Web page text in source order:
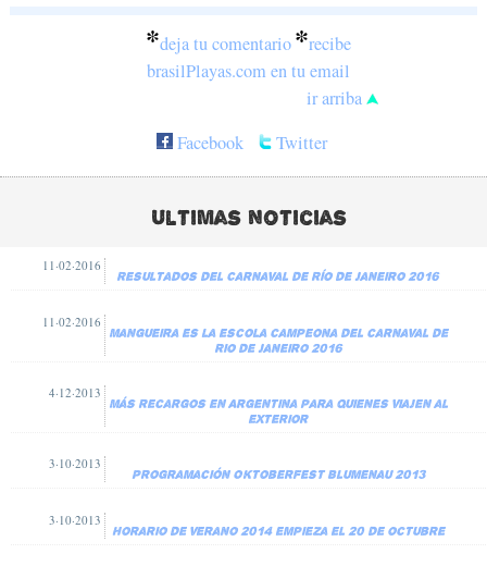
*deja tu comentario*recibe
brasilPlayas.com en tu email
ir arriba
Facebook
Twitter
Ultimas noticias
11·02·2016
Resultados del Carnaval de Río de Janeiro 2016
11·02·2016
Mangueira es la escola campeona del carnaval de
Rio de Janeiro 2016
4·12·2013
Más recargos en Argentina para quienes viajen al
exterior
3·10·2013
Programación Oktoberfest Blumenau 2013
3·10·2013
Horario de verano 2014 empieza el 20 de octubre